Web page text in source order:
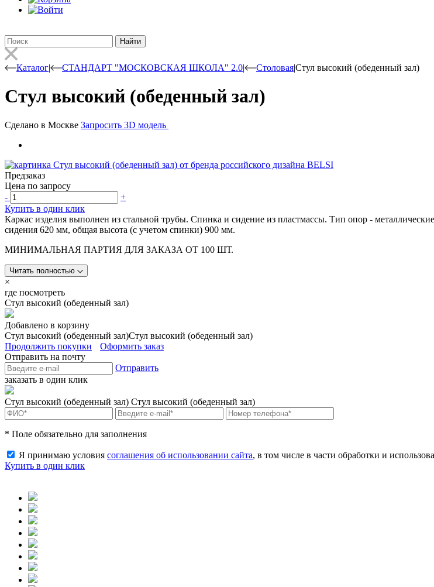
Найти
Каталог| СТАНДАРТ "МОСКОВСКАЯ ШКОЛА" 2.0| Столовая|Стул высокий (обеденный зал)
Стул высокий (обеденный зал)
Сделано в Москве Запросить 3D модель
Предзаказ
Цена по запросу
-
+
Купить в один клик
Каркас изделия выполнен из стальной трубы. Спинка и сидение из пластмассы. Тип опор -
сидения 620 мм, общая высота (с учетом спинки) 900 мм.
МИНИМАЛЬНАЯ ПАРТИЯ ДЛЯ ЗАКАЗА ОТ 100 ШТ.
Читать полностью
×
где посмотреть
Стул высокий (обеденный зал)
Добавлено в корзину
Стул высокий (обеденный зал)Стул высокий (обеденный зал)
Продолжить покупки
Оформить заказ
Отправить на почту
Отправить
заказать в один клик
Стул высокий (обеденный зал) Стул высокий (обеденный зал)
* Поле обязательно для заполнения
Я принимаю условия соглашения об использовании сайта, в том числе в части обработки и
Купить в один клик